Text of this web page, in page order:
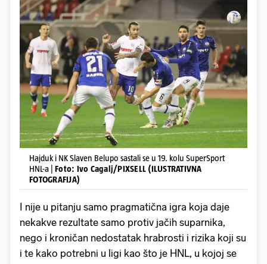
Hajduk i NK Slaven Belupo sastali se u 19. kolu SuperSport
HNL-a | Foto: Ivo Cagalj/PIXSELL (ILUSTRATIVNA
FOTOGRAFIJA)
I nije u pitanju samo pragmatična igra koja daje
nekakve rezultate samo protiv jačih suparnika,
nego i kroničan nedostatak hrabrosti i rizika koji su
i te kako potrebni u ligi kao što je HNL, u kojoj se